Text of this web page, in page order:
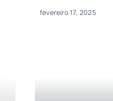
fevereiro 17, 2025